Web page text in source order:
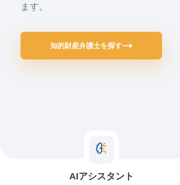
ます。
知的財産弁護士を探す
AIアシスタント